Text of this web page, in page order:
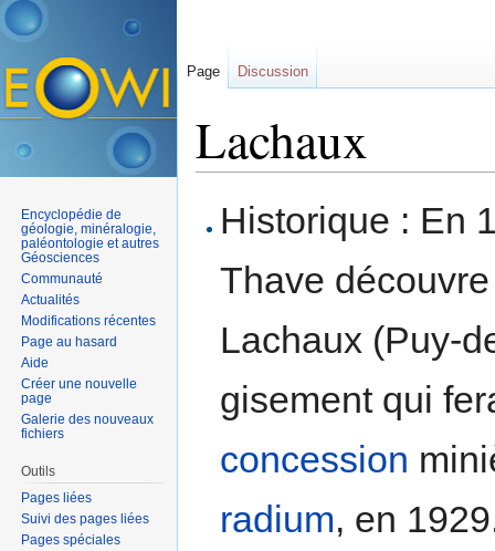
Lachaux
Historique : En
Thave
Lachaux (Puy-
gisement qui
concession
radium, en
Page Discussion
Encyclopédie de
géologie, minéralogie,
paléontologie et autres
Géosciences
Communauté
Actualités
Modifications récentes
Page au hasard
Aide
Créer une nouvelle
page
Galerie des nouveaux
fichiers
Outils
Pages liées
Suivi des pages liées
Pages spéciales